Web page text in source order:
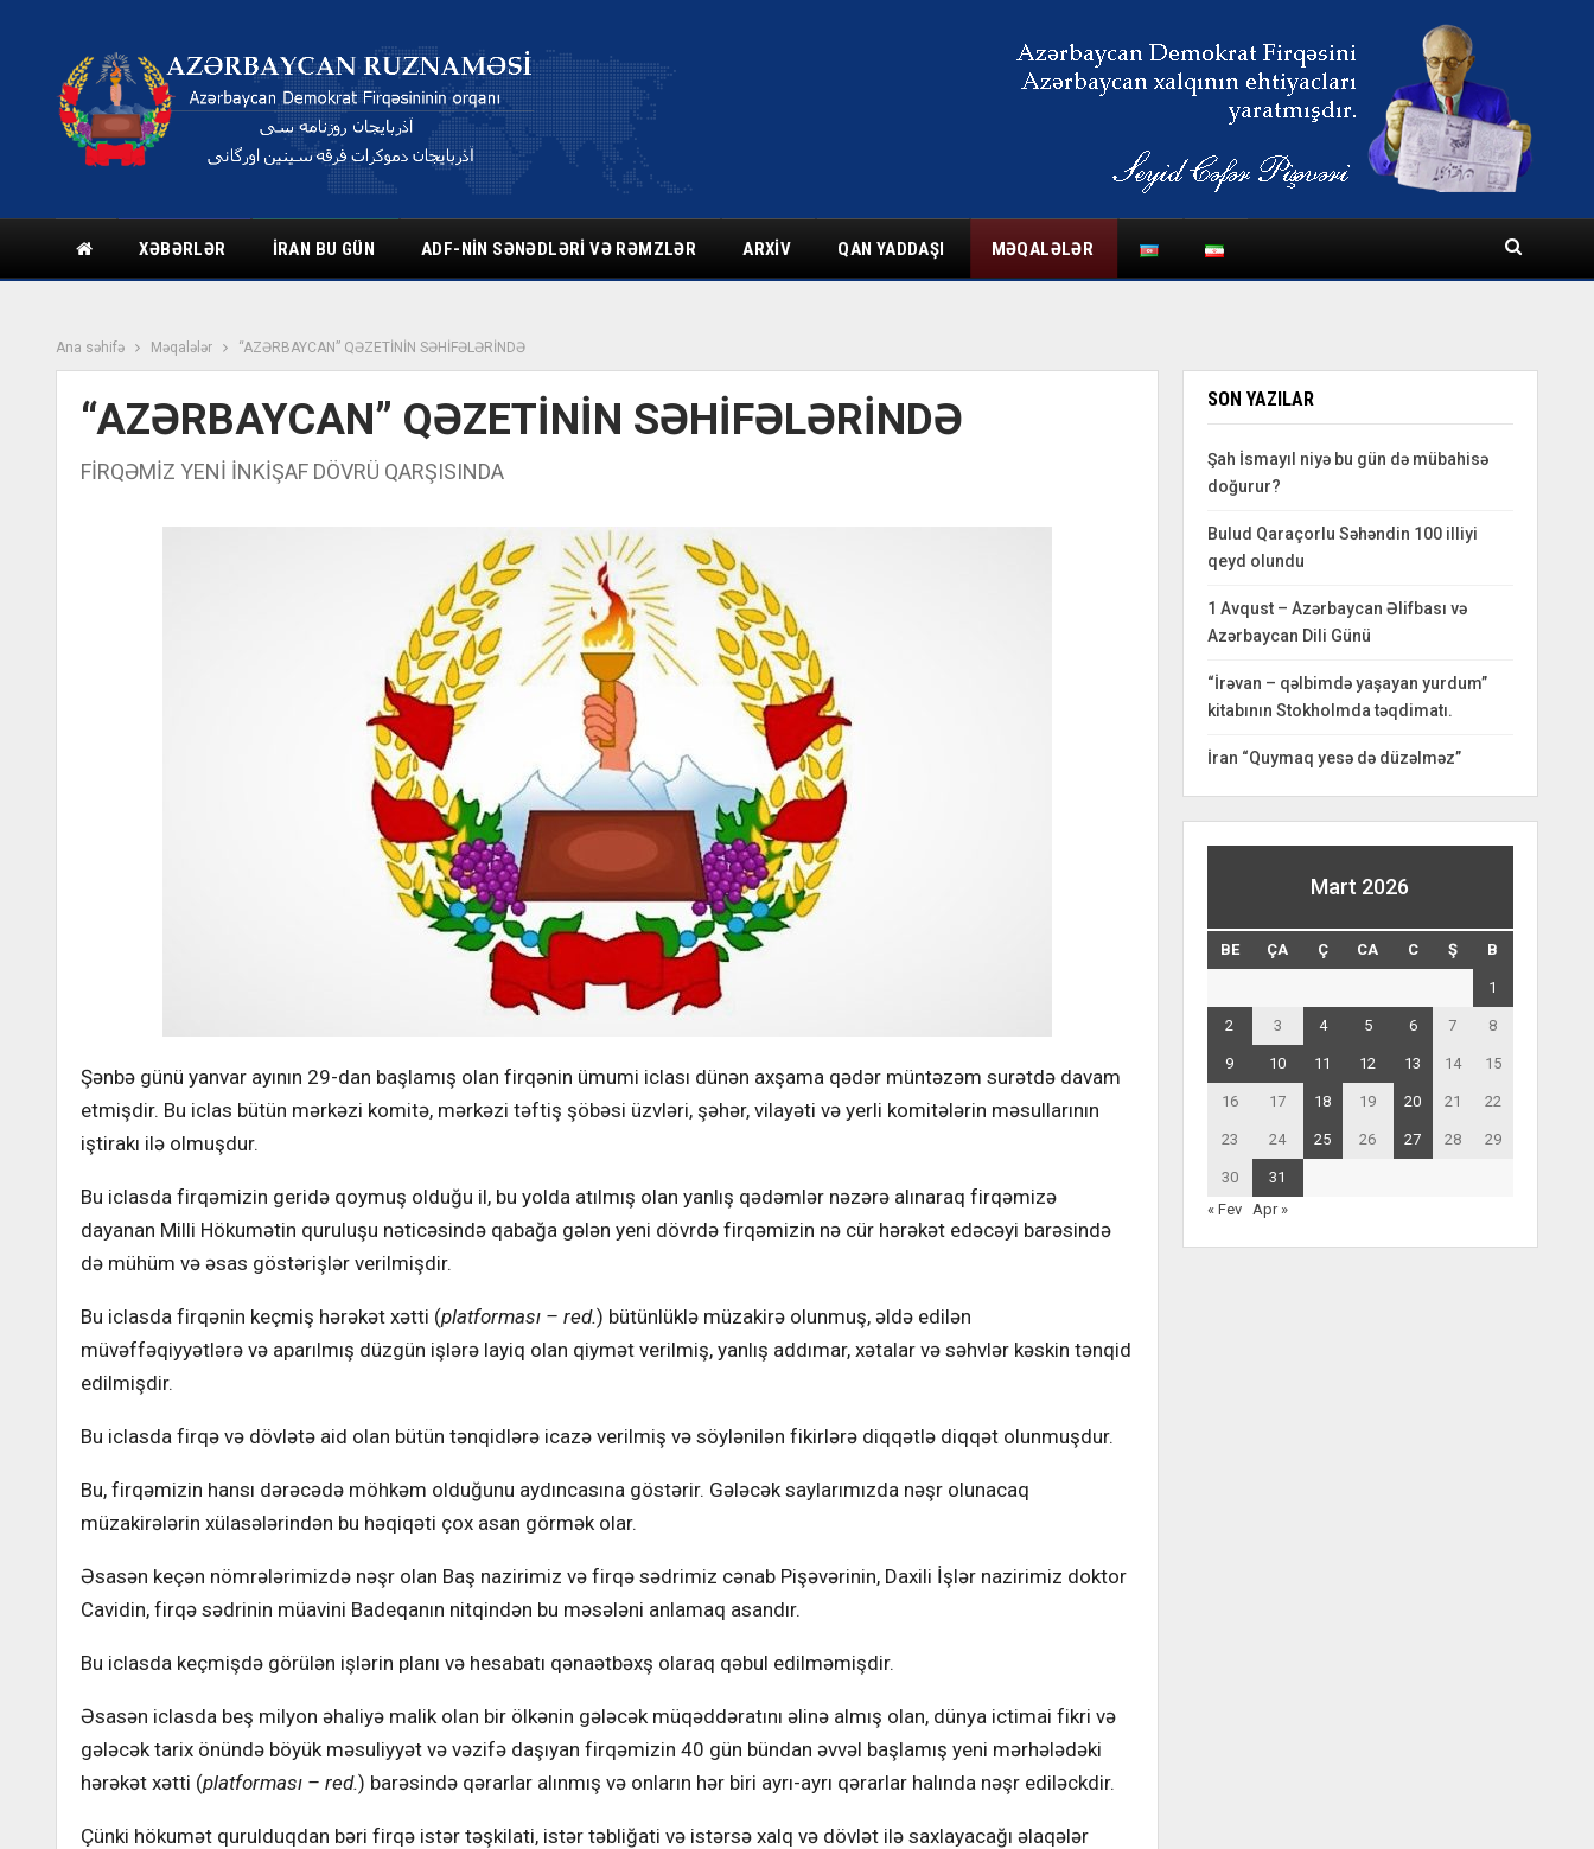
XƏBƏRLƏR İRAN BU GÜN ADF-NIN SƏNƏDLƏRI VƏ RƏMZLƏR ARXIV QAN YADDAŞI MƏQALƏLƏR
Ana səhifə Məqalələr “AZƏRBAYCAN” QƏZETİNİN SƏHİFƏLƏRİNDƏ
“AZƏRBAYCAN” QƏZETİNİN SƏHİFƏLƏRİNDƏ
FİRQƏMİZ YENİ İNKİŞAF DÖVRÜ QARŞISINDA
Şənbə günü yanvar ayının 29-dan başlamış olan firqənin ümumi iclası dünən axşama qədər müntəzəm surətdə davam
etmişdir. Bu iclas bütün mərkəzi komitə, mərkəzi təftiş şöbəsi üzvləri, şəhər, vilayəti və yerli komitələrin məsullarının
iştirakı ilə olmuşdur.
Bu iclasda firqəmizin geridə qoymuş olduğu il, bu yolda atılmış olan yanlış qədəmlər nəzərə alınaraq firqəmizə
dayanan Milli Hökumətin quruluşu nəticəsində qabağa gələn yeni dövrdə firqəmizin nə cür hərəkət edəcəyi barəsində
də mühüm və əsas göstərişlər verilmişdir.
Bu iclasda firqənin keçmiş hərəkət xətti (platforması – red.) bütünlüklə müzakirə olunmuş, əldə edilən
müvəffəqiyyətlərə və aparılmış düzgün işlərə layiq olan qiymət verilmiş, yanlış addımar, xətalar və səhvlər kəskin tənqid
edilmişdir.
Bu iclasda firqə və dövlətə aid olan bütün tənqidlərə icazə verilmiş və söylənilən fikirlərə diqqətlə diqqət olunmuşdur.
Bu, firqəmizin hansı dərəcədə möhkəm olduğunu aydıncasına göstərir. Gələcək saylarımızda nəşr olunacaq
müzakirələrin xülasələrindən bu həqiqəti çox asan görmək olar.
Əsasən keçən nömrələrimizdə nəşr olan Baş nazirimiz və firqə sədrimiz cənab Pişəvərinin, Daxili İşlər nazirimiz doktor
Cavidin, firqə sədrinin müavini Badeqanın nitqindən bu məsələni anlamaq asandır.
Bu iclasda keçmişdə görülən işlərin planı və hesabatı qənaətbəxş olaraq qəbul edilməmişdir.
Əsasən iclasda beş milyon əhaliyə malik olan bir ölkənin gələcək müqəddəratını əlinə almış olan, dünya ictimai fikri və
gələcək tarix önündə böyük məsuliyyət və vəzifə daşıyan firqəmizin 40 gün bündan əvvəl başlamış yeni mərhələdəki
hərəkət xətti (platforması – red.) barəsində qərarlar alınmış və onların hər biri ayrı-ayrı qərarlar halında nəşr ediləckdir.
Çünki hökumət qurulduqdan bəri firqə istər təşkilati, istər təbliğati və istərsə xalq və dövlət ilə saxlayacağı əlaqələr
SON YAZILAR
Şah İsmayıl niyə bu gün də mübahisə
doğurur?
Bulud Qaraçorlu Səhəndin 100 illiyi
qeyd olundu
1 Avqust – Azərbaycan Əlifbası və
Azərbaycan Dili Günü
“İrəvan – qəlbimdə yaşayan yurdum”
kitabının Stokholmda təqdimatı.
İran “Quymaq yesə də düzəlməz”
Mart 2026
BE ÇA Ç CA C Ş B
1
2 3 4 5 6 7 8
9 10 11 12 13 14 15
16 17 18 19 20 21 22
23 24 25 26 27 28 29
30
31
« Fev
Apr »